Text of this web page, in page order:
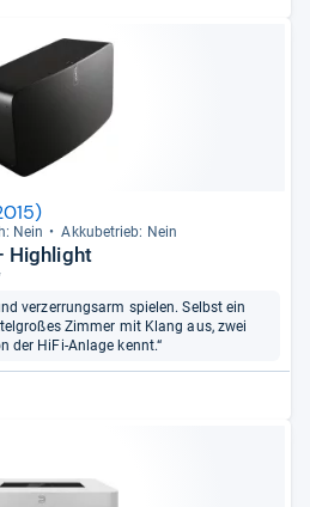
Nein Akku­be­trieb: Nein
Highlight
verzerrungsarm spielen. Selbst ein
Zimmer mit Klang aus, zwei
der HiFi-Anlage kennt.“